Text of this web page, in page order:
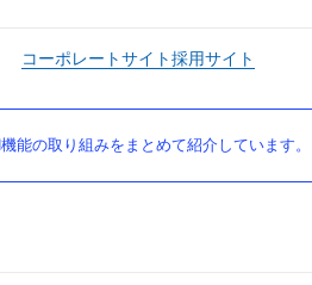
コーポレートサイト採用サイト
能の取り組みをまとめて紹介しています。